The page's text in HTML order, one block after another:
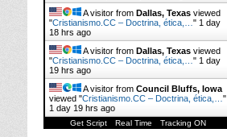
A visitor from Dallas, Texas viewed
"Cristianismo.CC – Doctrina, ética,… " 1 day
18 hrs ago
A visitor from Dallas, Texas viewed
"Cristianismo.CC – Doctrina, ética,… " 1 day
19 hrs ago
A visitor from Council Bluffs, Iowa
viewed "Cristianismo.CC – Doctrina, ética,… "
1 day 19 hrs ago
Get Script Real Time Tracking ON